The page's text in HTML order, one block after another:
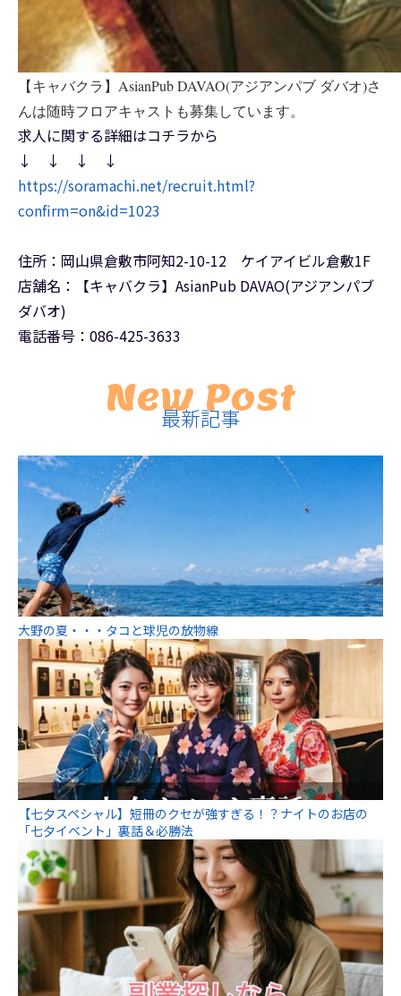
【キャバクラ】AsianPub DAVAO(アジアンパブ ダバオ)さ
んは随時フロアキャストも募集しています。
求人に関する詳細はコチラから
↓ ↓ ↓ ↓
https://soramachi.net/recruit.html?
confirm=on&id=1023
住所：岡山県倉敷市阿知2-10-12 ケイアイビル倉敷1F
店舗名：【キャバクラ】AsianPub DAVAO(アジアンパブ
ダバオ)
電話番号：086-425-3633
New Post
最新記事
大野の夏・・・タコと球児の放物線
【七夕スペシャル】短冊のクセが強すぎる！？ナイトのお店の
「七夕イベント」裏話＆必勝法